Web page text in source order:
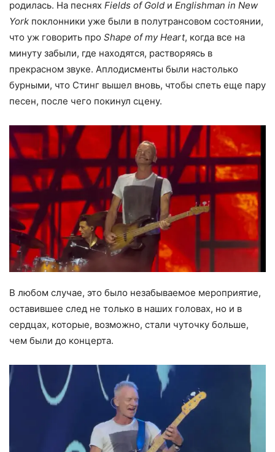
родилась. На песнях Fields of Gold и Englishman in New
York поклонники уже были в полутрансовом состоянии,
что уж говорить про Shape of my Heart, когда все на
минуту забыли, где находятся, растворяясь в
прекрасном звуке. Аплодисменты были настолько
бурными, что Стинг вышел вновь, чтобы спеть еще пару
песен, после чего покинул сцену.
В любом случае, это было незабываемое мероприятие,
оставившее след не только в наших головах, но и в
сердцах, которые, возможно, стали чуточку больше,
чем были до концерта.